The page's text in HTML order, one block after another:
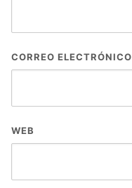
CORREO ELECTRÓNICO
WEB